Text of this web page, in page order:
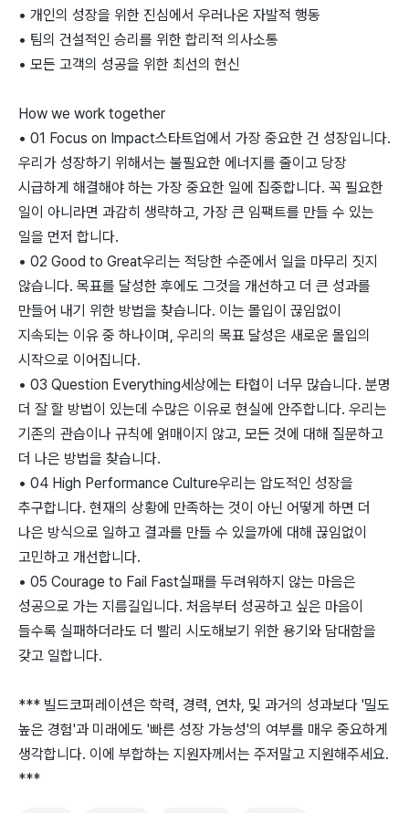
• 개인의 성장을 위한 진심에서 우러나온 자발적 행동
• 팀의 건설적인 승리를 위한 합리적 의사소통
• 모든 고객의 성공을 위한 최선의 헌신
How we work together
• 01 Focus on Impact스타트업에서 가장 중요한 건 성장입니다.
우리가 성장하기 위해서는 불필요한 에너지를 줄이고 당장
시급하게 해결해야 하는 가장 중요한 일에 집중합니다. 꼭 필요한
일이 아니라면 과감히 생략하고, 가장 큰 임팩트를 만들 수 있는
일을 먼저 합니다.
• 02 Good to Great우리는 적당한 수준에서 일을 마무리 짓지
않습니다. 목표를 달성한 후에도 그것을 개선하고 더 큰 성과를
만들어 내기 위한 방법을 찾습니다. 이는 몰입이 끊임없이
지속되는 이유 중 하나이며, 우리의 목표 달성은 새로운 몰입의
시작으로 이어집니다.
• 03 Question Everything세상에는 타협이 너무 많습니다. 분명
더 잘 할 방법이 있는데 수많은 이유로 현실에 안주합니다. 우리는
기존의 관습이나 규칙에 얽매이지 않고, 모든 것에 대해 질문하고
더 나은 방법을 찾습니다.
• 04 High Performance Culture우리는 압도적인 성장을
추구합니다. 현재의 상황에 만족하는 것이 아닌 어떻게 하면 더
나은 방식으로 일하고 결과를 만들 수 있을까에 대해 끊임없이
고민하고 개선합니다.
• 05 Courage to Fail Fast실패를 두려워하지 않는 마음은
성공으로 가는 지름길입니다. 처음부터 성공하고 싶은 마음이
들수록 실패하더라도 더 빨리 시도해보기 위한 용기와 담대함을
갖고 일합니다.
*** 빌드코퍼레이션은 학력, 경력, 연차, 및 과거의 성과보다 '밀도
높은 경험'과 미래에도 '빠른 성장 가능성'의 여부를 매우 중요하게
생각합니다. 이에 부합하는 지원자께서는 주저말고 지원해주세요.
***